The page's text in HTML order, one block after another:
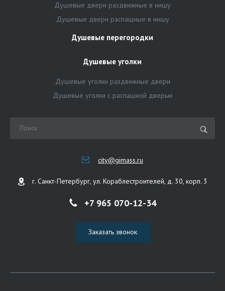
Душевые двери раздвижные в нишу
Душевые двери распашные в нишу
Душевые перегородки
Душевые уголки
Душевые уголки раздвижные двери
Душевые уголки с распашной дверью
city@gimass.ru
г. Санкт-Петербург, ул. Кораблестроителей, д. 30, корп. 3
+7 965 070-12-34
Заказать звонок